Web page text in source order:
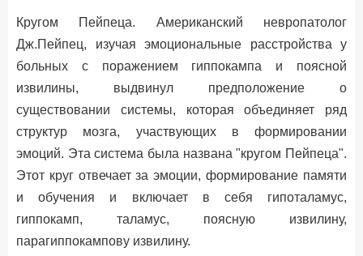
Кругом Пейпеца. Американский невропатолог
Дж.Пейпец, изучая эмоциональные расстройства у
больных с поражением гиппокампа и поясной
извилины, выдвинул предположение о
существовании системы, которая объединяет ряд
структур мозга, участвующих в формировании
эмоций. Эта система была названа "кругом Пейпеца".
Этот круг отвечает за эмоции, формирование памяти
и обучения и включает в себя гипоталамус,
гиппокамп, таламус, поясную извилину,
парагиппокампову извилину.